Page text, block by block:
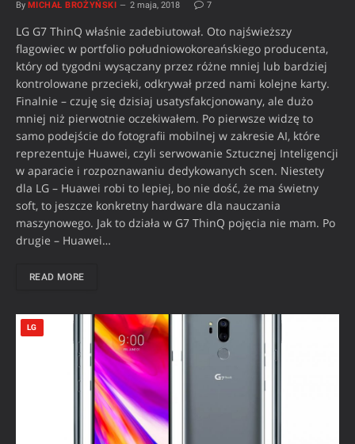
By MICHAŁ BROŻYŃSKI 2 maja, 2018 7
LG G7 ThinQ właśnie zadebiutował. Oto najświeższy
flagowiec w portfolio południowokoreańskiego producenta,
który od tygodni wysączany przez różne mniej lub bardziej
kontrolowane przecieki, odkrywał przed nami kolejne karty.
Finalnie – czuję się dzisiaj usatysfakcjonowany, ale dużo
mniej niż pierwotnie oczekiwałem. Po pierwsze widzę to
samo podejście do fotografii mobilnej w zakresie AI, które
reprezentuje Huawei, czyli serwowanie Sztucznej Inteligencji
w aparacie i rozpoznawaniu dedykowanych scen. Niestety
dla LG – Huawei robi to lepiej, bo nie dość, że ma świetny
soft, to jeszcze konkretny hardware dla nauczania
maszynowego. Jak to działa w G7 ThinQ pojęcia nie mam. Po
drugie – Huawei…
READ MORE
LG